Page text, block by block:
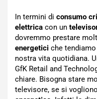
In termini di consumo
elettrica con un
dovremmo prestare
energetici che
nostra vita quotidiana.
GfK Retail and
chiare. Bisogna stare
televisore, se si